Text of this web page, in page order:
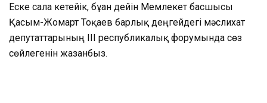
Еске сала кетейік, бұған дейін Мемлекет басшысы
Қасым-Жомарт Тоқаев барлық деңгейдегі мәслихат
депутаттарының ІІІ республикалық форумында сөз
сөйлегенін жазғанбыз.